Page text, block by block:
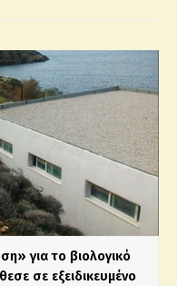
για το βιολογικό
σε εξειδικευμένο